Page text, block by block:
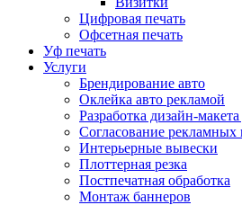
Цифровая печать
Офсетная печать
Уф печать
Услуги
Брендирование авто
Оклейка авто рекламой
Разработка дизайн-
Согласование рекламных
Интерьерные вывески
Плоттерная резка
Постпечатная обработка
Монтаж баннеров